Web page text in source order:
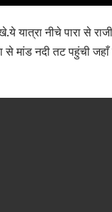
नीचे पारा से
मांड नदी तट पहुंची जहाँ